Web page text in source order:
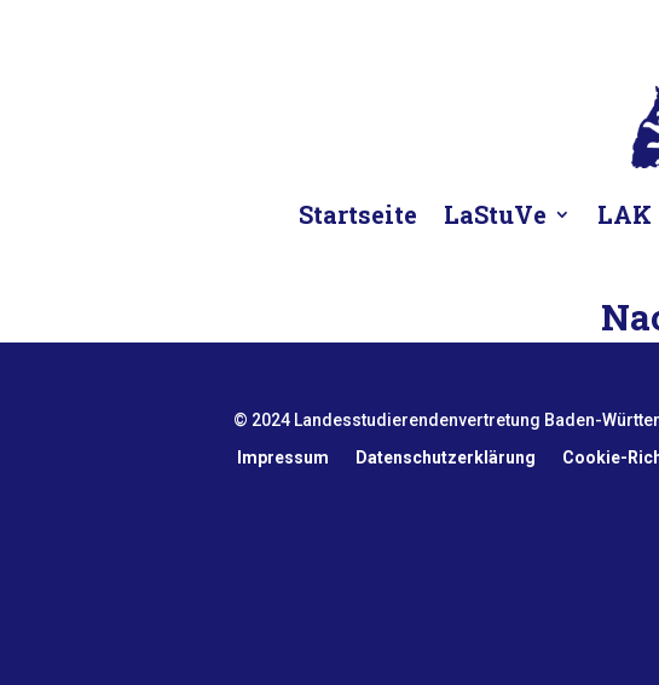
Startseite LaStuVe LAK
© 2024 Landesstudierendenvertretung Baden-
Impressum
Datenschutzerklärung Cookie-